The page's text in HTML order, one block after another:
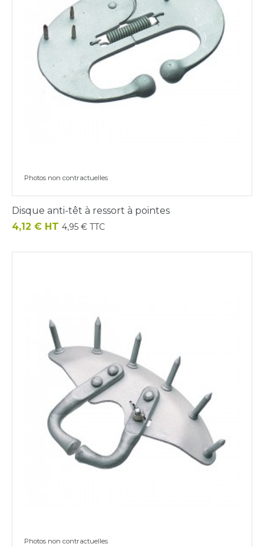
Photos non contractuelles
Disque anti-têt à ressort à pointes
Prix
4,12 € HT 4,95 € TTC
Photos non contractuelles